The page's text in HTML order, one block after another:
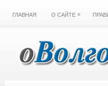
ГЛАВНАЯ О САЙТЕ »